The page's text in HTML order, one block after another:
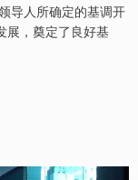
导人所确定的基调开
展，奠定了良好基